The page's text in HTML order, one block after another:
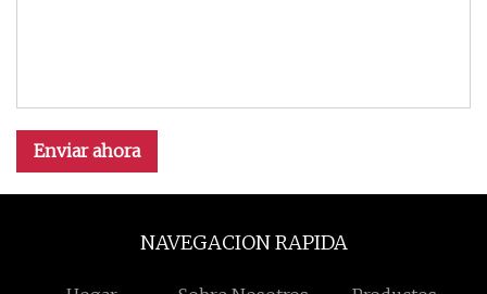
Enviar ahora
NAVEGACION RAPIDA